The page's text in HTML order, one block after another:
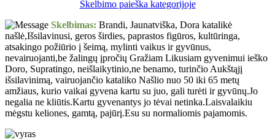
Skelbimo paieška kategorijoje
Skelbimas: Brandi, Jaunatviška, Dora katalikė
našlė,Išsilavinusi, geros širdies, paprastos figūros, kultūringa,
atsakingo požiūrio į šeimą, mylinti vaikus ir gyvūnus,
nevairuojanti,be žalingų įpročių Gražiam Likusiam gyvenimui ieško
Doro, Supratingo, neišlaikytinio,ne benamo, turinčio Aukštąjį
išsilavinimą, vairuojančio kataliko Našlio nuo 50 iki 65 metų
amžiaus, kurio vaikai gyvena kartu su juo, gali turėti ir gyvūnų.Jo
negalia ne kliūtis.Kartu gyvenantys jo tėvai netinka.Laisvalaikiu
mėgstu keliones, gamtą, pajūrį.Esu su normaliomis pajamomis.